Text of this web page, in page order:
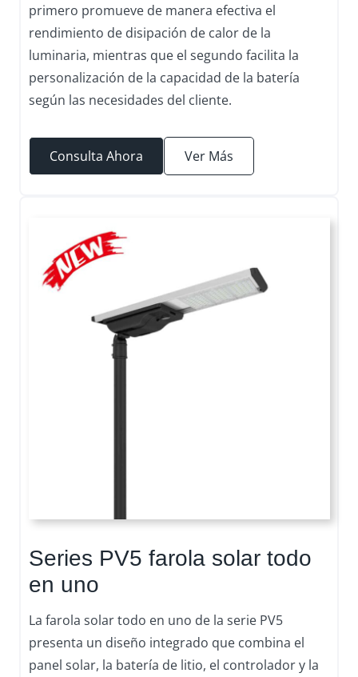
primero promueve de manera efectiva el
rendimiento de disipación de calor de la
luminaria, mientras que el segundo facilita la
personalización de la capacidad de la batería
según las necesidades del cliente.
Consulta Ahora Ver Más
Series PV5 farola solar todo
en uno
La farola solar todo en uno de la serie PV5
presenta un diseño integrado que combina el
panel solar, la batería de litio, el controlador y la